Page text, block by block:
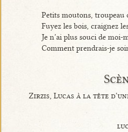
Petits moutons, troupeau
Fuyez les bois, craignez
Je n’ai plus souci de moi-
Comment prendrais-je
Zirzis, Lucas à la tête